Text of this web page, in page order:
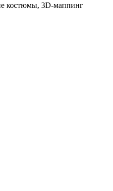
костюмы, 3D-маппинг